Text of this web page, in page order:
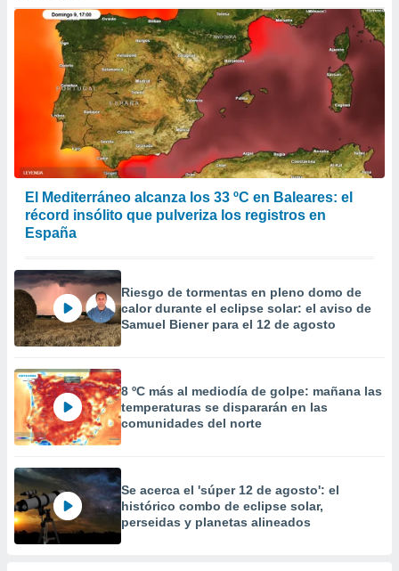
El Mediterráneo alcanza los 33 ºC en Baleares: el
récord insólito que pulveriza los registros en
España
Riesgo de tormentas en pleno domo de
calor durante el eclipse solar: el aviso de
Samuel Biener para el 12 de agosto
8 ºC más al mediodía de golpe: mañana las
temperaturas se dispararán en las
comunidades del norte
Se acerca el 'súper 12 de agosto': el
histórico combo de eclipse solar,
perseidas y planetas alineados